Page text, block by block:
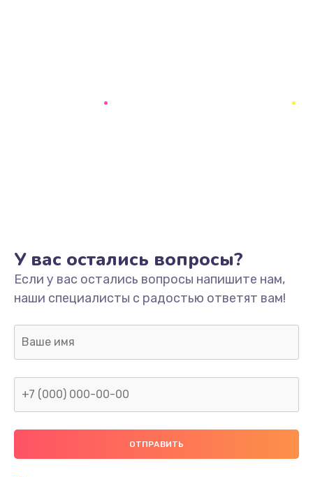
У вас остались вопросы?
Если у вас остались вопросы напишите нам,
наши специалисты с радостью ответят вам!